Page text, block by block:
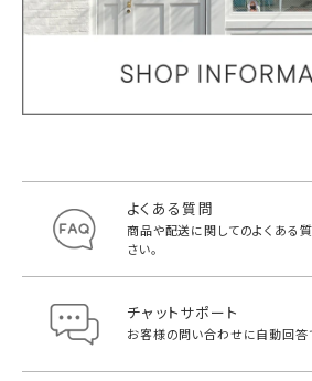
よくある質問
商品や配送に関してのよくある
さい。
チャットサポート
お客様の問い合わせに自動回答